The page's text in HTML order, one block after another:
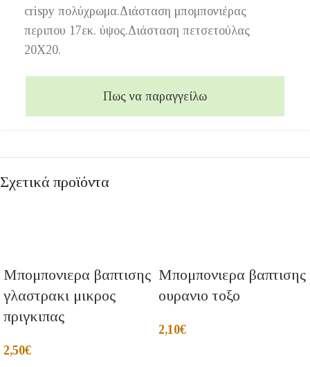
crispy πολύχρωμα.Διάσταση μπομπονιέρας
περιπου 17εκ. ύψος.Διάσταση πετσετούλας
20Χ20.
Πως να παραγγείλω
Σχετικά προϊόντα
Μπομπονιερα βαπτισης
γλαστρακι μικρος
πριγκιπας
2,50€
Μπομπονιερα βαπτισης
ουρανιο τοξο
2,10€